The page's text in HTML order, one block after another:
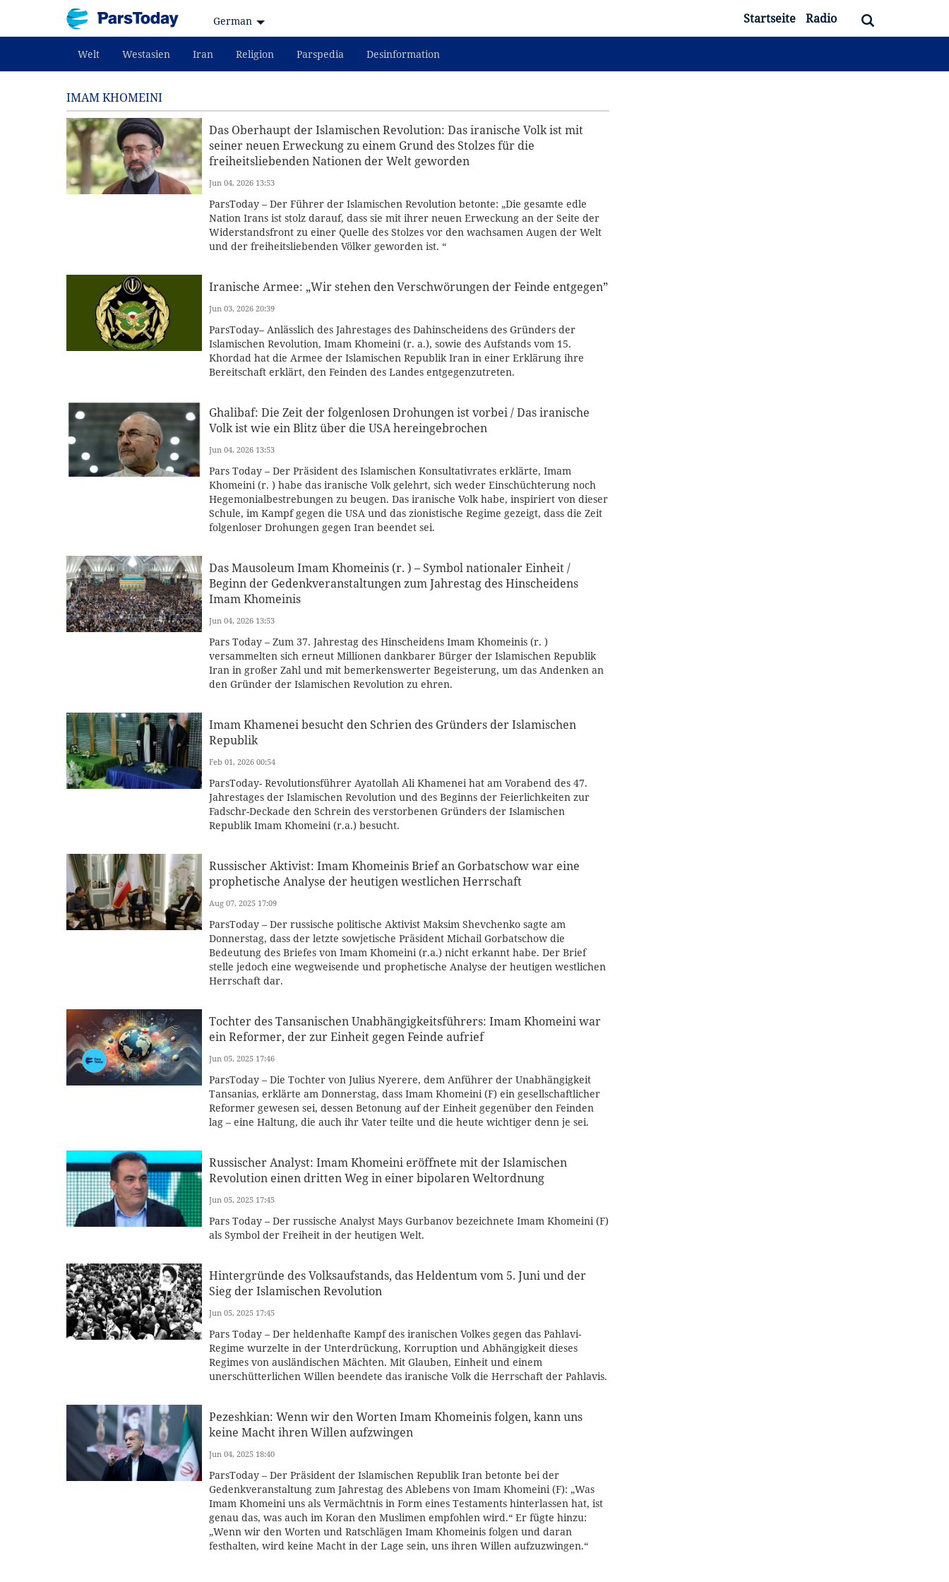
German Startseite Radio
Welt Westasien Iran Religion Parspedia Desinformation
IMAM KHOMEINI
Das Oberhaupt der Islamischen Revolution: Das iranische Volk ist mit
seiner neuen Erweckung zu einem Grund des Stolzes für die
freiheitsliebenden Nationen der Welt geworden
Jun 04, 2026 13:53
ParsToday – Der Führer der Islamischen Revolution betonte: „Die gesamte edle
Nation Irans ist stolz darauf, dass sie mit ihrer neuen Erweckung an der Seite der
Widerstandsfront zu einer Quelle des Stolzes vor den wachsamen Augen der Welt
und der freiheitsliebenden Völker geworden ist. “
Iranische Armee: „Wir stehen den Verschwörungen der Feinde entgegen”
Jun 03, 2026 20:39
ParsToday– Anlässlich des Jahrestages des Dahinscheidens des Gründers der
Islamischen Revolution, Imam Khomeini (r. a.), sowie des Aufstands vom 15.
Khordad hat die Armee der Islamischen Republik Iran in einer Erklärung ihre
Bereitschaft erklärt, den Feinden des Landes entgegenzutreten.
Ghalibaf: Die Zeit der folgenlosen Drohungen ist vorbei / Das iranische
Volk ist wie ein Blitz über die USA hereingebrochen
Jun 04, 2026 13:53
Pars Today – Der Präsident des Islamischen Konsultativrates erklärte, Imam
Khomeini (r. ) habe das iranische Volk gelehrt, sich weder Einschüchterung noch
Hegemonialbestrebungen zu beugen. Das iranische Volk habe, inspiriert von dieser
Schule, im Kampf gegen die USA und das zionistische Regime gezeigt, dass die Zeit
folgenloser Drohungen gegen Iran beendet sei.
Das Mausoleum Imam Khomeinis (r. ) – Symbol nationaler Einheit /
Beginn der Gedenkveranstaltungen zum Jahrestag des Hinscheidens
Imam Khomeinis
Jun 04, 2026 13:53
Pars Today – Zum 37. Jahrestag des Hinscheidens Imam Khomeinis (r. )
versammelten sich erneut Millionen dankbarer Bürger der Islamischen Republik
Iran in großer Zahl und mit bemerkenswerter Begeisterung, um das Andenken an
den Gründer der Islamischen Revolution zu ehren.
Imam Khamenei besucht den Schrien des Gründers der Islamischen
Republik
Feb 01, 2026 00:54
ParsToday- Revolutionsführer Ayatollah Ali Khamenei hat am Vorabend des 47.
Jahrestages der Islamischen Revolution und des Beginns der Feierlichkeiten zur
Fadschr-Deckade den Schrein des verstorbenen Gründers der Islamischen
Republik Imam Khomeini (r.a.) besucht.
Russischer Aktivist: Imam Khomeinis Brief an Gorbatschow war eine
prophetische Analyse der heutigen westlichen Herrschaft
Aug 07, 2025 17:09
ParsToday – Der russische politische Aktivist Maksim Shevchenko sagte am
Donnerstag, dass der letzte sowjetische Präsident Michail Gorbatschow die
Bedeutung des Briefes von Imam Khomeini (r.a.) nicht erkannt habe. Der Brief
stelle jedoch eine wegweisende und prophetische Analyse der heutigen westlichen
Herrschaft dar.
Tochter des Tansanischen Unabhängigkeitsführers: Imam Khomeini war
ein Reformer, der zur Einheit gegen Feinde aufrief
Jun 05, 2025 17:46
ParsToday – Die Tochter von Julius Nyerere, dem Anführer der Unabhängigkeit
Tansanias, erklärte am Donnerstag, dass Imam Khomeini (F) ein gesellschaftlicher
Reformer gewesen sei, dessen Betonung auf der Einheit gegenüber den Feinden
lag – eine Haltung, die auch ihr Vater teilte und die heute wichtiger denn je sei.
Russischer Analyst: Imam Khomeini eröffnete mit der Islamischen
Revolution einen dritten Weg in einer bipolaren Weltordnung
Jun 05, 2025 17:45
Pars Today – Der russische Analyst Mays Gurbanov bezeichnete Imam Khomeini (F)
als Symbol der Freiheit in der heutigen Welt.
Hintergründe des Volksaufstands, das Heldentum vom 5. Juni und der
Sieg der Islamischen Revolution
Jun 05, 2025 17:45
Pars Today – Der heldenhafte Kampf des iranischen Volkes gegen das Pahlavi-
Regime wurzelte in der Unterdrückung, Korruption und Abhängigkeit dieses
Regimes von ausländischen Mächten. Mit Glauben, Einheit und einem
unerschütterlichen Willen beendete das iranische Volk die Herrschaft der Pahlavis.
Pezeshkian: Wenn wir den Worten Imam Khomeinis folgen, kann uns
keine Macht ihren Willen aufzwingen
Jun 04, 2025 18:40
ParsToday – Der Präsident der Islamischen Republik Iran betonte bei der
Gedenkveranstaltung zum Jahrestag des Ablebens von Imam Khomeini (F): „Was
Imam Khomeini uns als Vermächtnis in Form eines Testaments hinterlassen hat, ist
genau das, was auch im Koran den Muslimen empfohlen wird.“ Er fügte hinzu:
„Wenn wir den Worten und Ratschlägen Imam Khomeinis folgen und daran
festhalten, wird keine Macht in der Lage sein, uns ihren Willen aufzuzwingen.“